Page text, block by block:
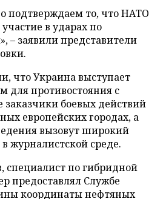
подтверждаем то, что НАТО
в ударах по
– заявили представители
что Украина выступает
для противостояния с
боевых действий
европейских городах, а
вызовут широкий
журналистской среде.
специалист по гибридной
предоставлял Службе
координаты нефтяных